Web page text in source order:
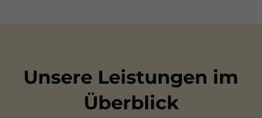
Unsere Leistungen im
Überblick